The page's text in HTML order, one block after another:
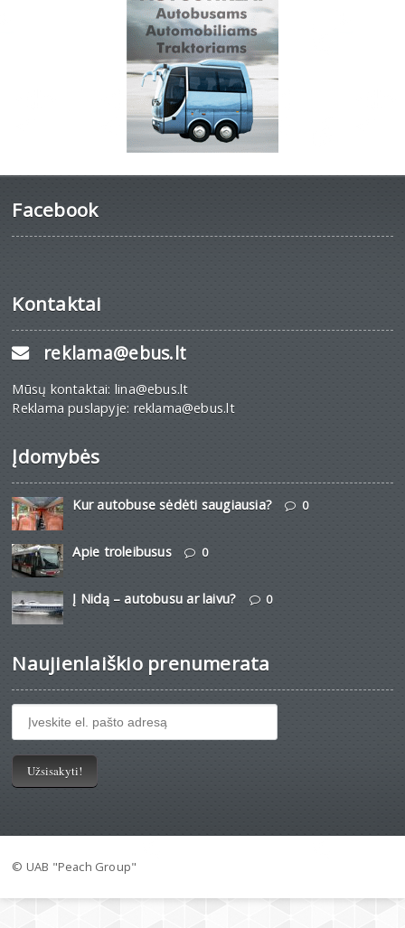
Facebook
Kontaktai
reklama@ebus.lt
Mūsų kontaktai: lina@ebus.lt
Reklama puslapyje: reklama@ebus.lt
Įdomybės
Kur autobuse sėdėti saugiausia? 0
Apie troleibusus 0
Į Nidą – autobusu ar laivu? 0
Naujienlaiškio prenumerata
© UAB "Peach Group"